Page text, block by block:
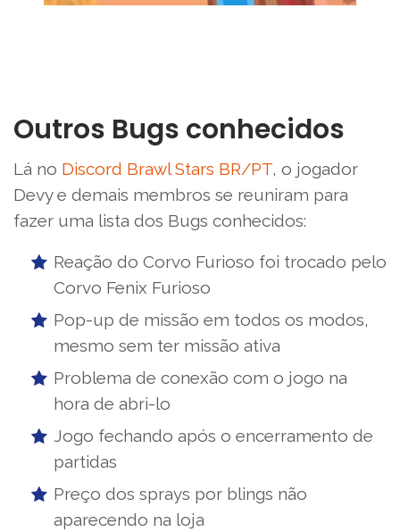
Outros Bugs conhecidos
Lá no Discord Brawl Stars BR/PT, o jogador
Devy e demais membros se reuniram para
fazer uma lista dos Bugs conhecidos:
Reação do Corvo Furioso foi trocado pelo
Corvo Fenix Furioso
Pop-up de missão em todos os modos,
mesmo sem ter missão ativa
Problema de conexão com o jogo na
hora de abri-lo
Jogo fechando após o encerramento de
partidas
Preço dos sprays por blings não
aparecendo na loja